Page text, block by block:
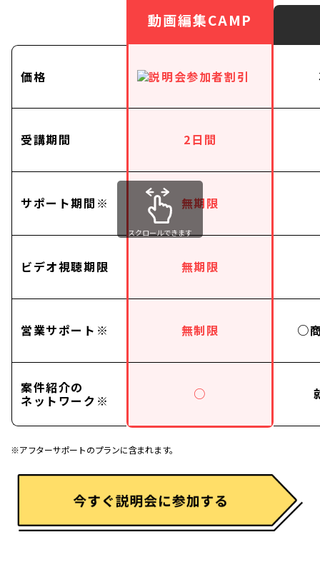
価格
受講期間
サポート期間※
ビデオ視聴期限
営業サポート※
案件紹介の
ネットワーク※
動画編集CAMP
2日間
無期限
無期限
無制限
○
○
スクロールできます
※アフターサポートのプランに含まれます。